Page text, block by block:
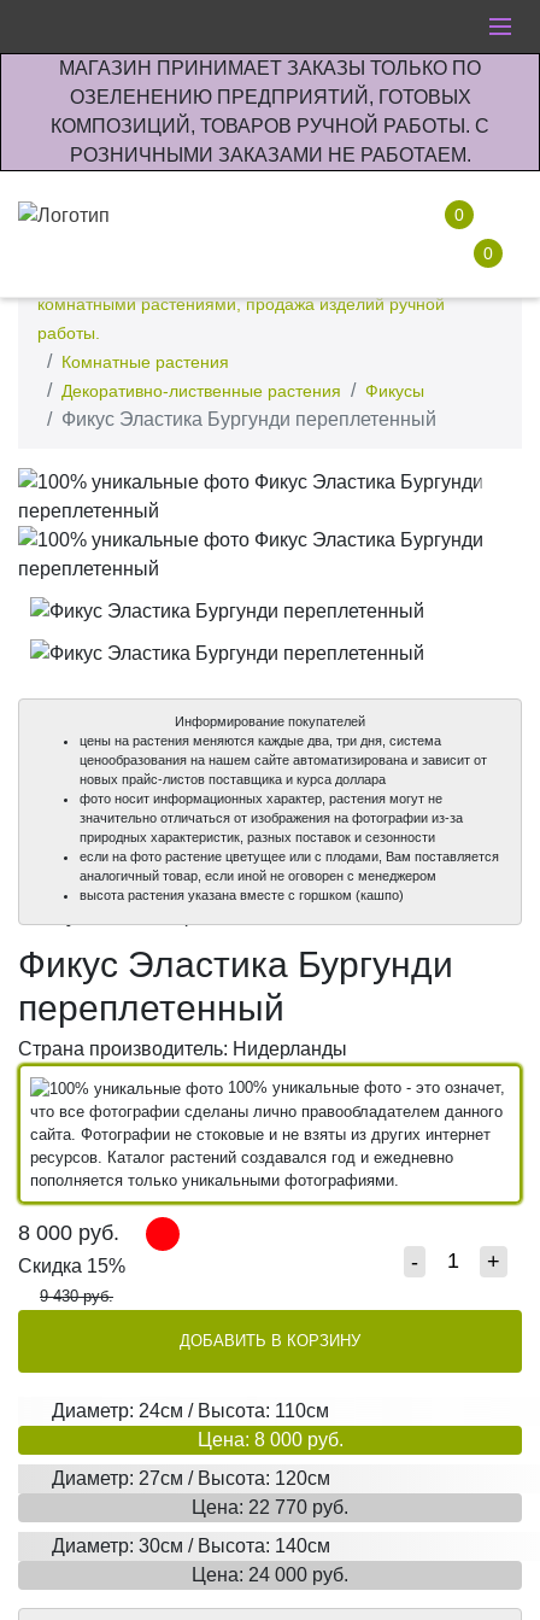
МАГАЗИН ПРИНИМАЕТ ЗАКАЗЫ ТОЛЬКО ПО
ОЗЕЛЕНЕНИЮ ПРЕДПРИЯТИЙ, ГОТОВЫХ
КОМПОЗИЦИЙ, ТОВАРОВ РУЧНОЙ РАБОТЫ. С
РОЗНИЧНЫМИ ЗАКАЗАМИ НЕ РАБОТАЕМ.
0
0
комнатными растениями, продажа изделий ручной
работы.
Комнатные растения
Декоративно-лиственные растения
Фикусы
Фикус Эластика Бургунди переплетенный
100%
100%
Информирование покупателей
цены на растения меняются каждые два, три дня, система
ценообразования на нашем сайте автоматизирована и зависит от
новых прайс-листов поставщика и курса доллара
фото носит информационных характер, растения могут не
значительно отличаться от изображения на фотографии из-за
природных характеристик, разных поставок и сезонности
если на фото растение цветущее или с плодами, Вам поставляется
аналогичный товар, если иной не оговорен с менеджером
высота растения указана вместе с горшком (кашпо)
Фикус Эластика Бургунди
переплетенный
Страна производитель: Нидерланды
100% уникальные фото - это означет,
что все фотографии сделаны лично правообладателем данного
сайта. Фотографии не стоковые и не взяты из других интернет
ресурсов. Каталог растений создавался год и ежедневно
пополняется только уникальными фотографиями.
8 000 руб.
Скидка 15%
9 430 руб.
- +
ДОБАВИТЬ В КОРЗИНУ
Диаметр: 24см / Высота: 110см
Цена: 8 000 руб.
Диаметр: 27см / Высота: 120см
Цена: 22 770 руб.
Диаметр: 30см / Высота: 140см
Цена: 24 000 руб.